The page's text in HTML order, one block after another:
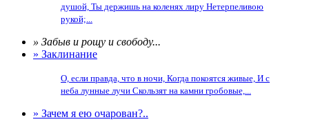
душой, Ты держишь на коленях лиру Нетерпеливою
рукой;...
» Забыв и рощу и свободу...
» Заклинание
О, если правда, что в ночи, Когда покоятся живые, И с
неба лунные лучи Скользят на камни гробовые,...
» Зачем я ею очарован?..